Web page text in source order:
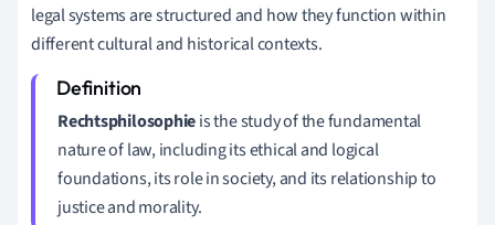
legal systems are structured and how they function within
different cultural and historical contexts.
Rechtsphilosophieis the study of the fundamental
nature of law, including its ethical and logical
foundations, its role in society, and its relationship to
justice and morality.